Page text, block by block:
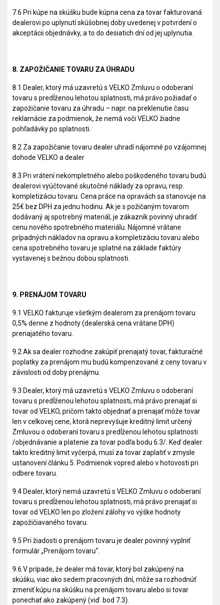
7.6 Pri kúpe na skúšku bude kúpna cena za tovar fakturovaná
dealerovi po uplynutí skúšobnej doby uvedenej v potvrdení o
akceptácii objednávky, a to do desiatich dní od jej uplynutia.
8. ZAPOŽIČANIE TOVARU ZA ÚHRADU
8.1 Dealer, ktorý má uzavretú s VELKO Zmluvu o odoberaní
tovaru s predĺženou lehotou splatnosti, má právo požiadať o
zapožičanie tovaru za úhradu – napr. na preklenutie času
reklamácie za podmienok, že nemá voči VELKO žiadne
pohľadávky po splatnosti.
8.2 Za zapožičanie tovaru dealer uhradí nájomné po vzájomnej
dohode VELKO a dealer
8.3 Pri vrátení nekompletného alebo poškodeného tovaru budú
dealerovi vyúčtované skutočné náklady za opravu, resp.
kompletizáciu tovaru. Cena práce na opravách sa stanovuje na
25€ bez DPH za jednu hodinu. Ak je s požičaným tovarom
dodávaný aj spotrebný materiál, je zákazník povinný uhradiť
cenu nového spotrebného materiálu. Nájomné vrátane
prípadných nákladov na opravu a kompletizáciu tovaru alebo
cena spotrebného tovaru je splatné na základe faktúry
vystavenej s bežnou dobou splatnosti.
9. PRENÁJOM TOVARU
9.1 VELKO fakturuje všetkým dealerom za prenájom tovaru
0,5% denne z hodnoty (dealerská cena vrátane DPH)
prenajatého tovaru.
9.2 Ak sa dealer rozhodne zakúpiť prenajatý tovar, fakturačné
poplatky za prenájom mu budú kompenzované z ceny tovaru v
závislosti od doby prenájmu.
9.3 Dealer, ktorý má uzavretú s VELKO Zmluvu o odoberaní
tovaru s predĺženou lehotou splatnosti, má právo prenajať si
tovar od VELKO, pričom takto objednať a prenajať môže tovar
len v celkovej cene, ktorá neprevyšuje kreditný limit určený
Zmluvou o odoberaní tovaru s predĺženou lehotou splatnosti
/objednávanie a platenie za tovar podľa bodu 6.3/. Keď dealer
takto kreditný limit vyčerpá, musí za tovar zaplatiť v zmysle
ustanovení článku 5. Podmienok vopred alebo v hotovosti pri
odbere tovaru.
9.4 Dealer, ktorý nemá uzavretú s VELKO Zmluvu o odoberaní
tovaru s predĺženou lehotou splatnosti, má právo prenajať si
tovar od VELKO len po zložení zálohy vo výške hodnoty
zapožičiavaného tovaru.
9.5 Pri žiadosti o prenájom tovaru je dealer povinný vyplniť
formulár „Prenájom tovaru“.
9.6 V prípade, že dealer má tovar, ktorý bol zakúpený na
skúšku, viac ako sedem pracovných dní, môže sa rozhodnúť
zmeniť kúpu na skúšku na prenájom tovaru alebo si tovar
ponechať ako zakúpený (viď. bod 7.3).